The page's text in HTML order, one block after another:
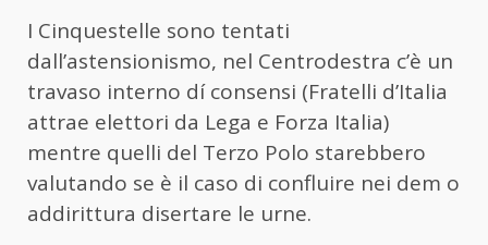
I Cinquestelle sono tentati
dall’astensionismo, nel Centrodestra c’è un
travaso interno dí consensi (Fratelli d’Italia
attrae elettori da Lega e Forza Italia)
mentre quelli del Terzo Polo starebbero
valutando se è il caso di confluire nei dem o
addirittura disertare le urne.